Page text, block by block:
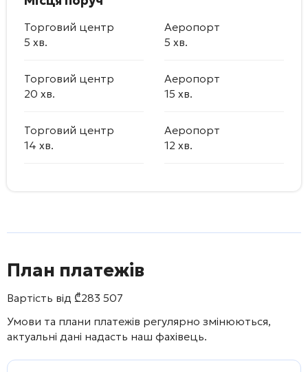
Торговий центр
5 хв.
Аеропорт
5 хв.
Торговий центр
20 хв.
Аеропорт
15 хв.
Торговий центр
14 хв.
Аеропорт
12 хв.
План платежів
Вартість від ₾283 507
Умови та плани платежів регулярно змінюються,
актуальні дані надасть наш фахівець.